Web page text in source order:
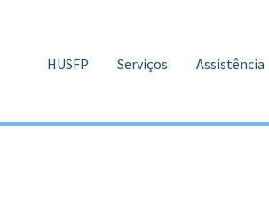
HUSFP Serviços Assistência